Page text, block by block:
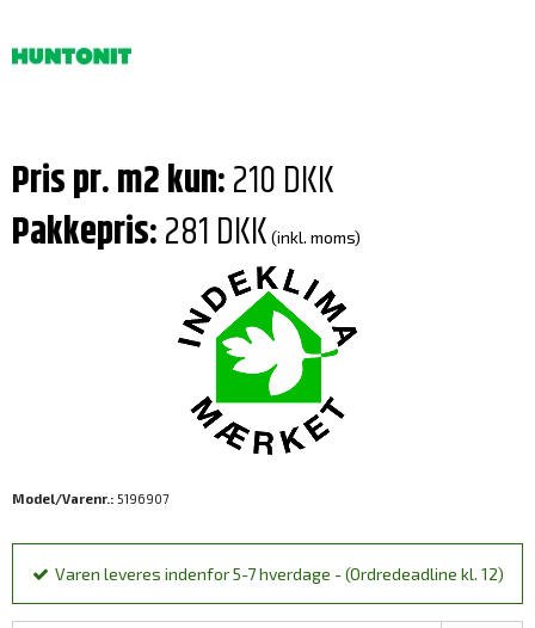
Pris pr. m2 kun:210 DKK
Pakkepris:281 DKK (inkl. moms)
Model/Varenr.: 5196907
Varen leveres indenfor 5-7 hverdage - (Ordredeadline kl. 12)